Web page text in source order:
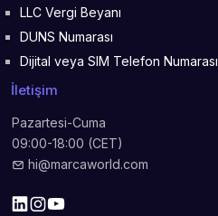
LLC Vergi Beyanı
DUNS Numarası
Dijital veya SIM Telefon Numarası
İletişim
Pazartesi-Cuma
09:00-18:00 (CET)
hi@marcaworld.com